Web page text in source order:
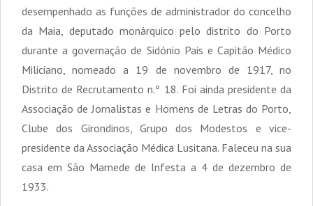
desempenhado as funções de administrador do concelho
da Maia, deputado monárquico pelo distrito do Porto
durante a governação de Sidónio Pais e Capitão Médico
Miliciano, nomeado a 19 de novembro de 1917, no
Distrito de Recrutamento n.º 18. Foi ainda presidente da
Associação de Jornalistas e Homens de Letras do Porto,
Clube dos Girondinos, Grupo dos Modestos e vice-
presidente da Associação Médica Lusitana. Faleceu na sua
casa em São Mamede de Infesta a 4 de dezembro de
1933.